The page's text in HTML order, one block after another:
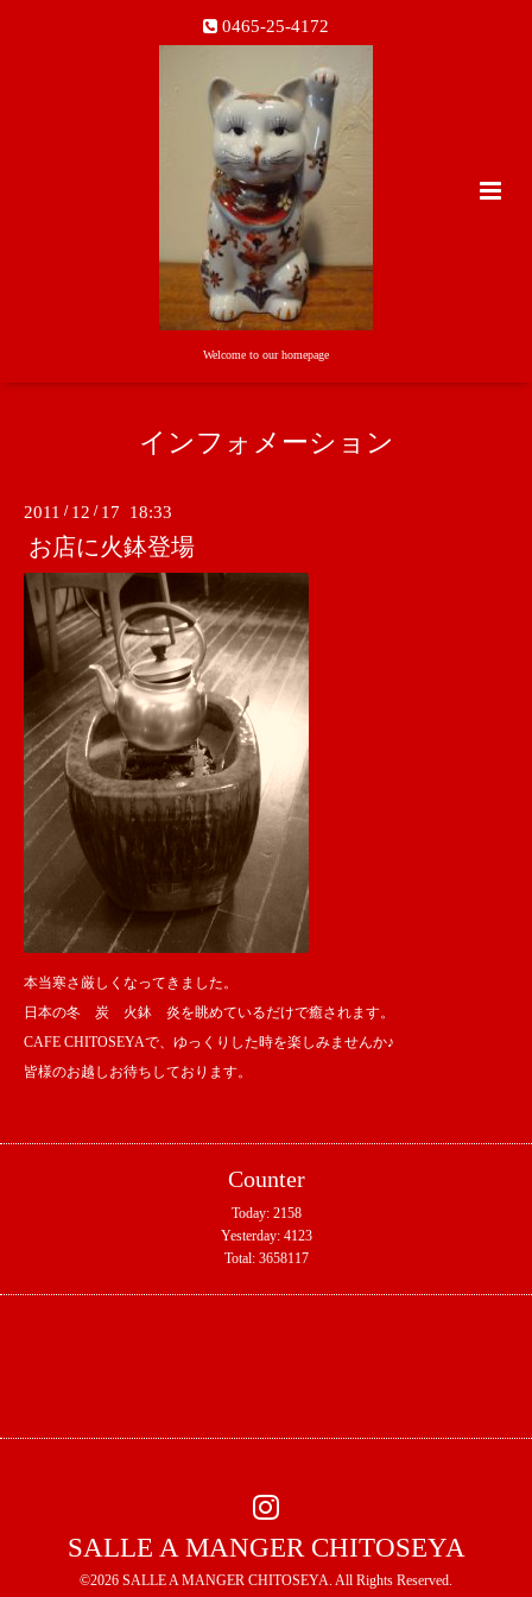
0465-25-4172
Welcome to our homepage
インフォメーション
2011 / 12 / 17 18:33
お店に火鉢登場
本当寒さ厳しくなってきました。
日本の冬 炭 火鉢 炎を眺めているだけで癒されます。
CAFE CHITOSEYAで、ゆっくりした時を楽しみませんか♪
皆様のお越しお待ちしております。
Counter
Today: 2158
Yesterday: 4123
Total: 3658117
SALLE A MANGER CHITOSEYA
©2026 SALLE A MANGER CHITOSEYA. All Rights Reserved.